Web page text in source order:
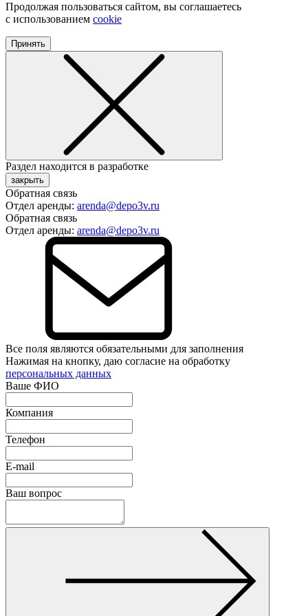
Продолжая пользоваться сайтом, вы соглашаетесь
с использованием cookie
Принять
Раздел находится в разработке
закрыть
Обратная связь
Отдел аренды: arenda@depo3v.ru
Обратная связь
Отдел аренды: arenda@depo3v.ru
Все поля являются обязательными для заполнения
Нажимая на кнопку, даю согласие на обработку
персональных данных
Ваше ФИО
Компания
Телефон
E-mail
Ваш вопрос